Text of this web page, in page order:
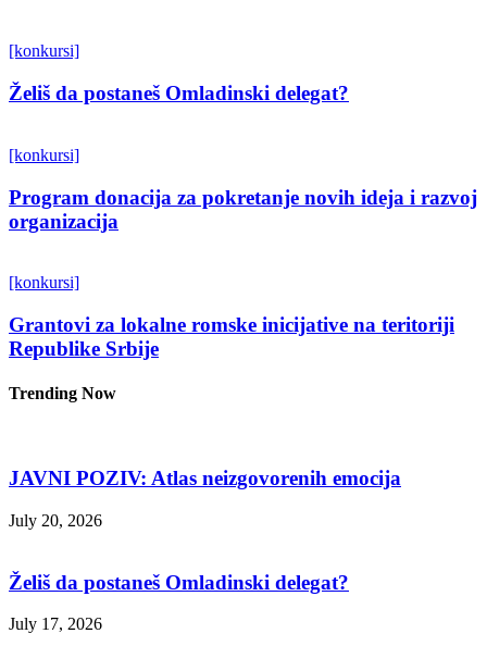
[konkursi]
Želiš da postaneš Omladinski delegat?
[konkursi]
Program donacija za pokretanje novih ideja i razvoj
organizacija
[konkursi]
Grantovi za lokalne romske inicijative na teritoriji
Republike Srbije
Trending Now
JAVNI POZIV: Atlas neizgovorenih emocija
July 20, 2026
Želiš da postaneš Omladinski delegat?
July 17, 2026